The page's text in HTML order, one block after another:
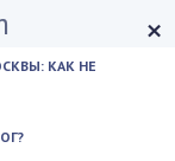
×
КАК НЕ